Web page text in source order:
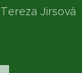
Jirsová